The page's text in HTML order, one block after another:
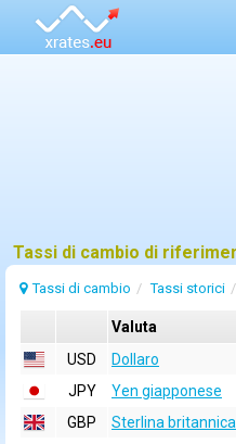
Tassi di cambio Tassi storici
Valuta
USD
Dollaro
JPY
Yen giapponese
GBP
Sterlina britannica